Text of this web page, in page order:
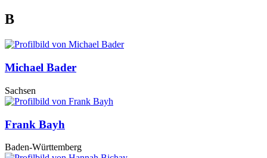
B
Michael Bader
Sachsen
Frank Bayh
Baden-Württemberg